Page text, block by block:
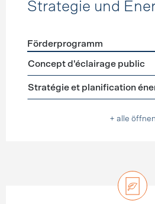
Strategie und
Förderprogramme Strategie
Förderprogramm
Concept d'éclairage public
Stratégie et planification
+ alle öffnen